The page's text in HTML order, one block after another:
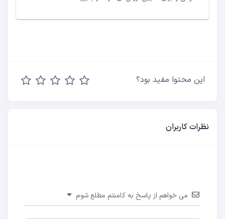
این محتوا مفید بود؟
نظرات کاربران
می خواهم از پاسخ به کامنتم مطلع شوم